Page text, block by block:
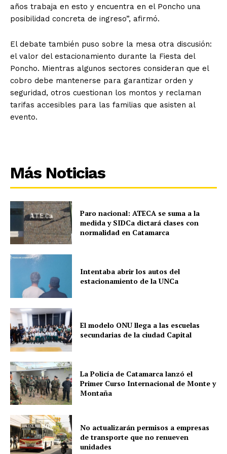
años trabaja en esto y encuentra en el Poncho una
posibilidad concreta de ingreso”, afirmó.
El debate también puso sobre la mesa otra discusión:
el valor del estacionamiento durante la Fiesta del
Poncho. Mientras algunos sectores consideran que el
cobro debe mantenerse para garantizar orden y
seguridad, otros cuestionan los montos y reclaman
tarifas accesibles para las familias que asisten al
evento.
Más Noticias
Paro nacional: ATECA se suma a la
medida y SIDCa dictará clases con
normalidad en Catamarca
Intentaba abrir los autos del
estacionamiento de la UNCa
El modelo ONU llega a las escuelas
secundarias de la ciudad Capital
La Policía de Catamarca lanzó el
Primer Curso Internacional de Monte y
Montaña
No actualizarán permisos a empresas
de transporte que no renueven
unidades